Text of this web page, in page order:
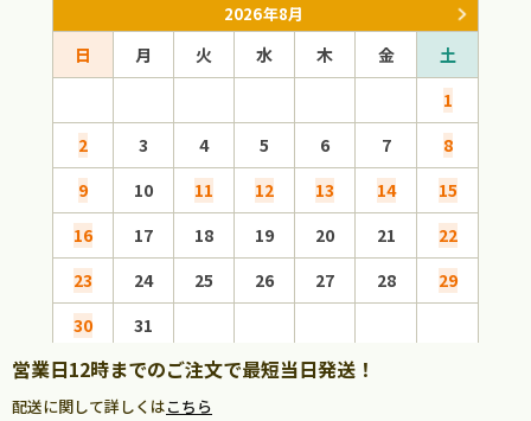
2026年8月
日 月 火 水 木 金
土
1
2
3 4 5 6 7
8
9
10 11 12 13 14
15
16
17 18 19 20 21
22
23
24 25 26 27 28
29
30
31
営業日12時までのご注文で最短当日発送！
配送に関して詳しくはこちら